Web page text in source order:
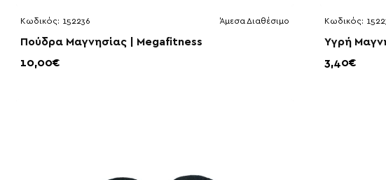
Κωδικός: 152236 Άμεσα Διαθέσιμο
Πούδρα Μαγνησίας | Megafitness
10,00€
Κωδικός:
Yγρή
3,40€